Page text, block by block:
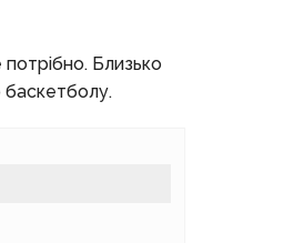
Близько
баскетболу.